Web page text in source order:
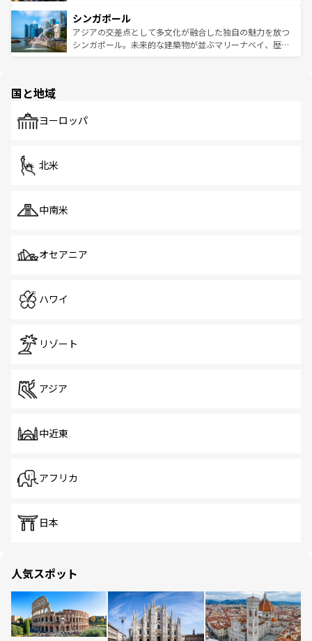
参照してほしい。
激する。気候は一年中温暖で、どの季節にも異なる楽しみ
が待っている。親しみやすいタイの人々、仏教を中心とし
た文化、そして多様な観光資源が、訪れる旅人を魅了し続
み、どこを訪れても感動するはず。観光スポットが密集し
ており、効率よく見どころを回れるのも魅力。息をのむよ
うな絶景から文化的な体験まで、香港を存分に楽しみ尽く
シンガポール
アジアの交差点として多文化が融合した独自の魅力を放つ
シンガポール。未来的な建築物が並ぶマリーナベイ、歴史
で、ホーカーズは地元の風情を楽しめる外せないスポット
国と地域
ヨーロッパ
北米
中南米
オセアニア
ハワイ
リゾート
アジア
中近東
アフリカ
日本
人気スポット